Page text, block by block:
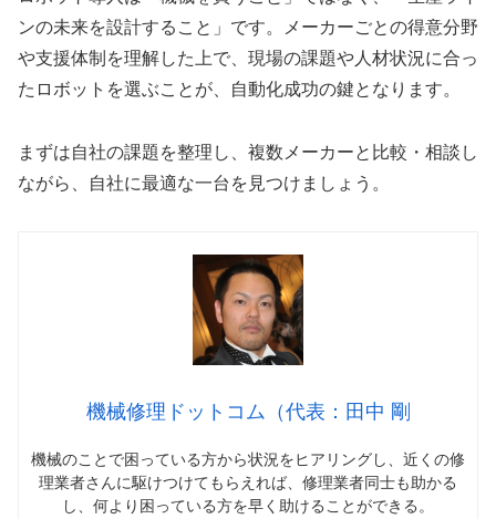
ンの未来を設計すること」です。メーカーごとの得意分野
や支援体制を理解した上で、現場の課題や人材状況に合っ
たロボットを選ぶことが、自動化成功の鍵となります。
まずは自社の課題を整理し、複数メーカーと比較・相談し
ながら、自社に最適な一台を見つけましょう。
機械修理ドットコム（代表：田中 剛
機械のことで困っている方から状況をヒアリングし、近くの修
理業者さんに駆けつけてもらえれば、修理業者同士も助かる
し、何より困っている方を早く助けることができる。